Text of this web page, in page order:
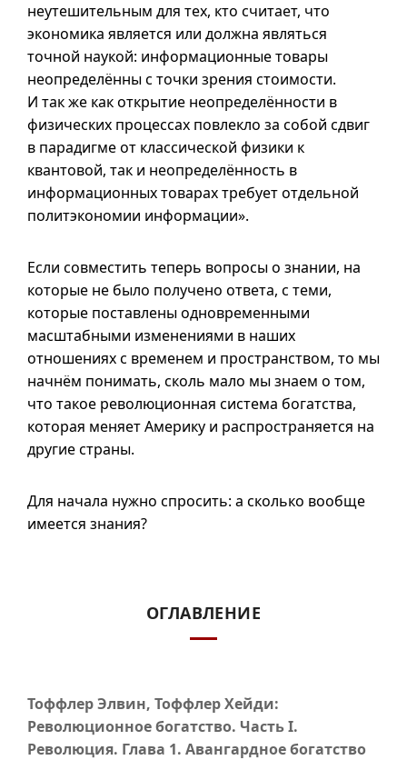
неутешительным для тех, кто считает, что
экономика является или должна являться
точной наукой: информационные товары
неопределённы с точки зрения стоимости.
И так же как открытие неопределённости в
физических процессах повлекло за собой сдвиг
в парадигме от классической физики к
квантовой, так и неопределённость в
информационных товарах требует отдельной
политэкономии информации».
Если совместить теперь вопросы о знании, на
которые не было получено ответа, с теми,
которые поставлены одновременными
масштабными изменениями в наших
отношениях с временем и пространством, то мы
начнём понимать, сколь мало мы знаем о том,
что такое революционная система богатства,
которая меняет Америку и распространяется на
другие страны.
Для начала нужно спросить: а сколько вообще
имеется знания?
ОГЛАВЛЕНИЕ
Тоффлер Элвин, Тоффлер Хейди:
Революционное богатство. Часть I.
Революция. Глава 1. Авангардное богатство